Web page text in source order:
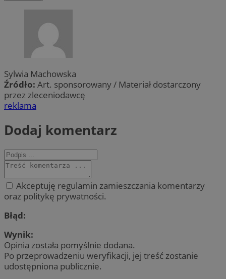
Sylwia Machowska
Źródło: Art. sponsorowany / Materiał dostarczony
przez zleceniodawcę
reklama
Dodaj komentarz
Akceptuję regulamin zamieszczania komentarzy
oraz politykę prywatności.
Błąd:
Wynik:
Opinia została pomyślnie dodana.
Po przeprowadzeniu weryfikacji, jej treść zostanie
udostępniona publicznie.